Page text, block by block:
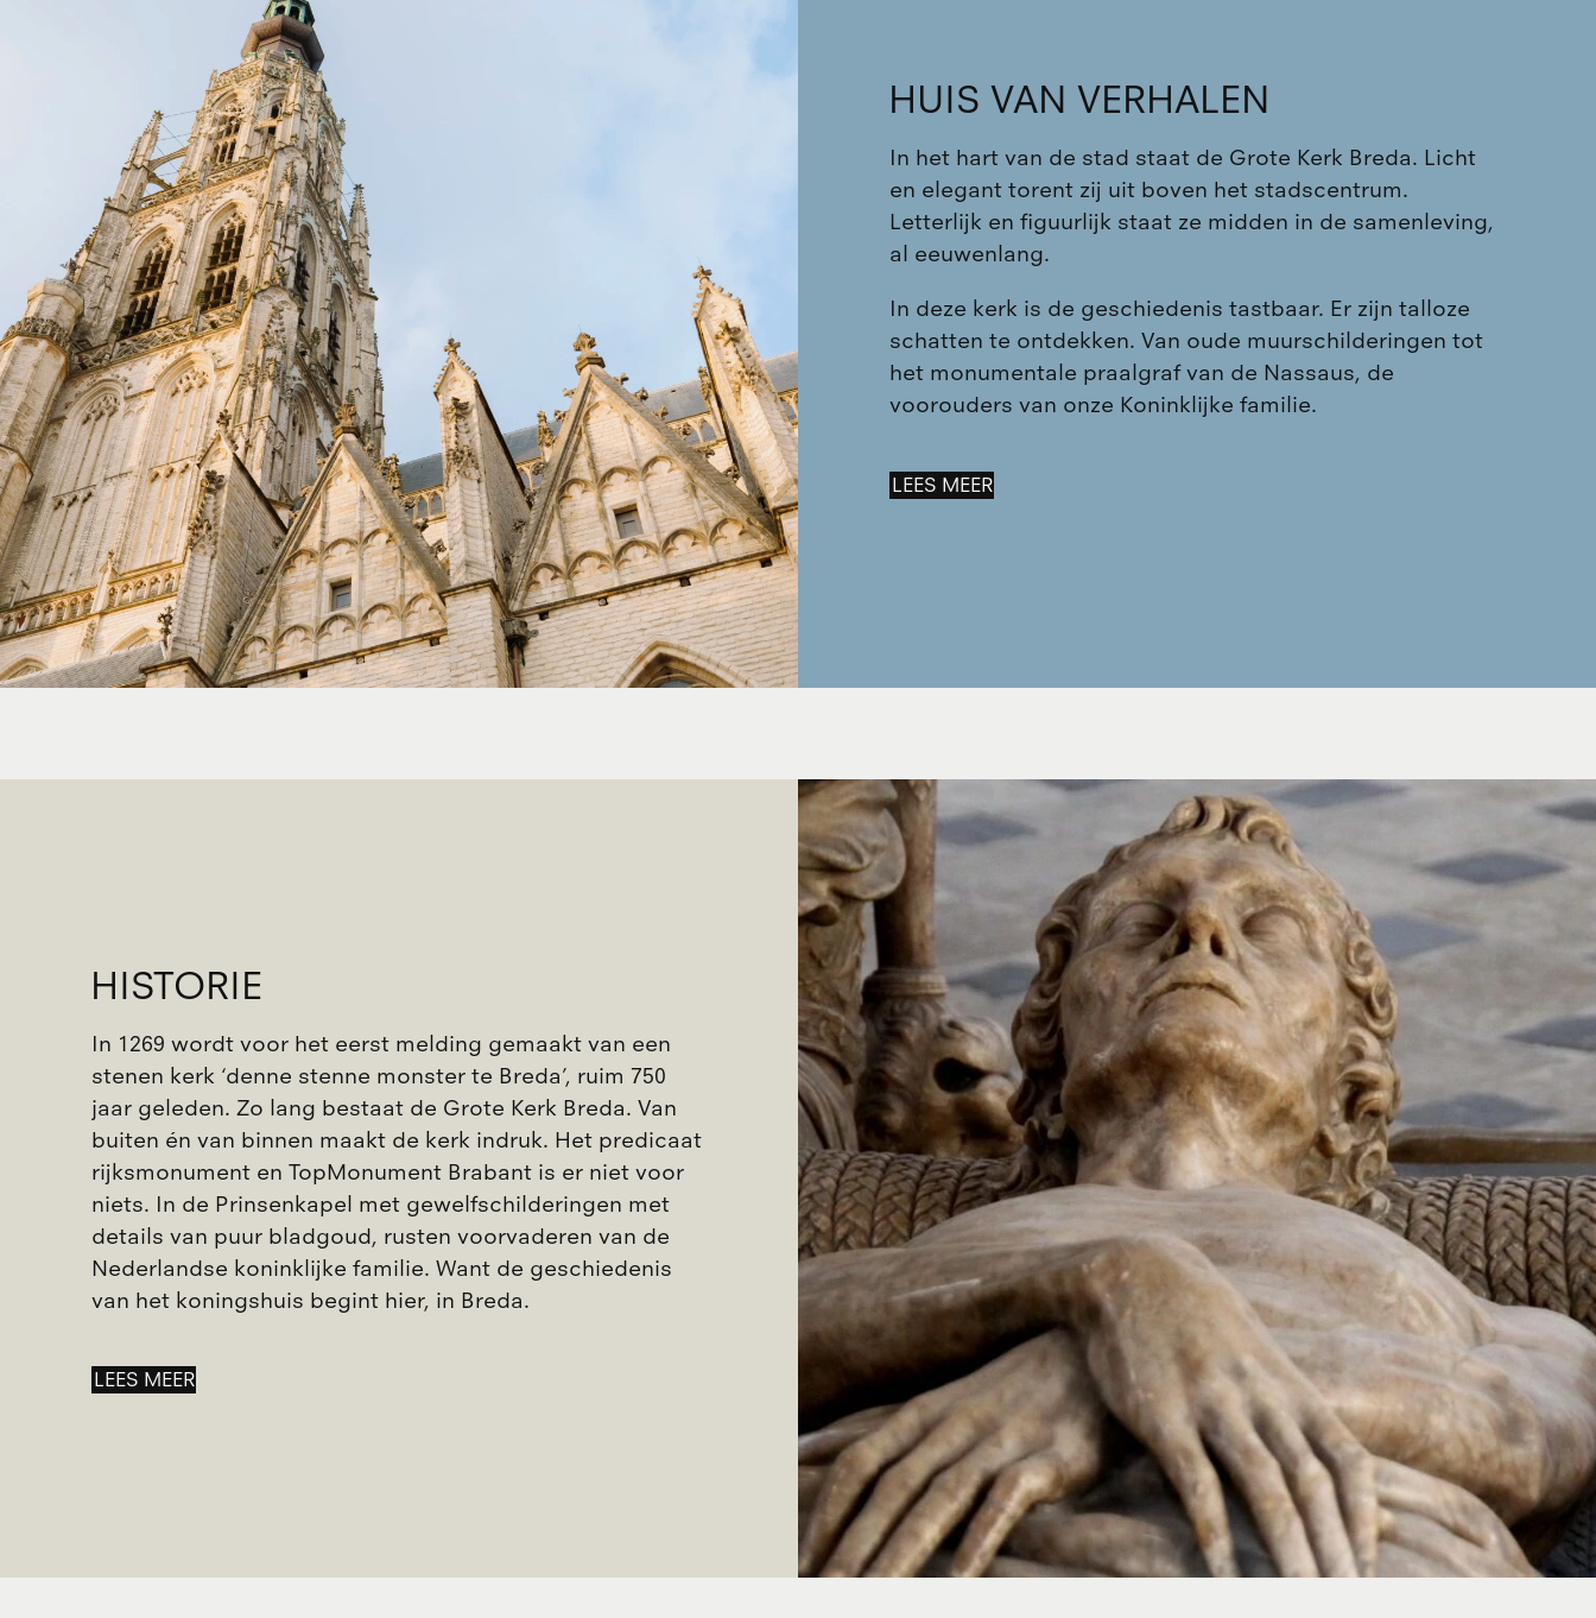
HUIS VAN VERHALEN
In het hart van de stad staat de Grote Kerk Breda. Licht
en elegant torent zij uit boven het stadscentrum.
Letterlijk en figuurlijk staat ze midden in de samenleving,
al eeuwenlang.
In deze kerk is de geschiedenis tastbaar. Er zijn talloze
schatten te ontdekken. Van oude muurschilderingen tot
het monumentale praalgraf van de Nassaus, de
voorouders van onze Koninklijke familie.
LEES MEER
HISTORIE
In 1269 wordt voor het eerst melding gemaakt van een
stenen kerk ‘denne stenne monster te Breda’, ruim 750
jaar geleden. Zo lang bestaat de Grote Kerk Breda. Van
buiten én van binnen maakt de kerk indruk. Het predicaat
rijksmonument en TopMonument Brabant is er niet voor
niets. In de Prinsenkapel met gewelfschilderingen met
details van puur bladgoud, rusten voorvaderen van de
Nederlandse koninklijke familie. Want de geschiedenis
van het koningshuis begint hier, in Breda.
LEES MEER